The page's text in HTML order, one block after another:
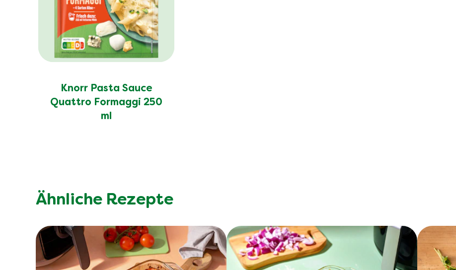
Knorr Pasta Sauce
Quattro Formaggi 250
ml
Ähnliche Rezepte